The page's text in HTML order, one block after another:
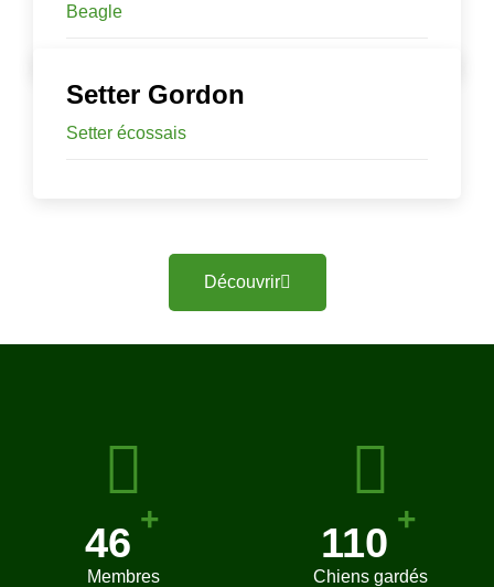
Beagle
Setter Gordon
Setter écossais
Découvrir
50
+
Membres
120
+
Chiens gardés